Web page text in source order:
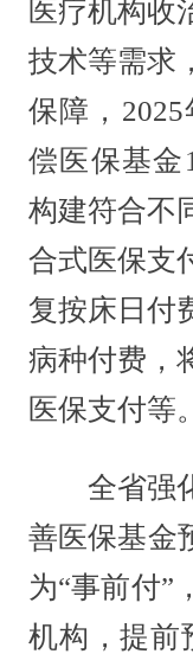
医疗机构收
技术等需求
保障，
偿医保基金
构建符合不
合式医保支
复按床日付
病种付费，
医保支付等。
全省强化
善医保基金
为“事前付”
机构，提前